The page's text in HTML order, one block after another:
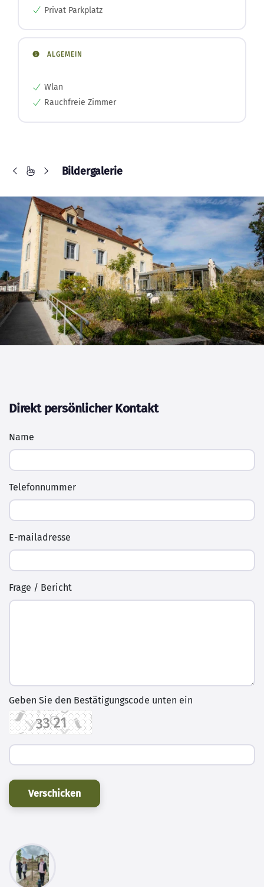
Privat Parkplatz
ALGEMEIN
Wlan
Rauchfreie Zimmer
Bildergalerie
Direkt persönlicher Kontakt
Name
Telefonnummer
E-mailadresse
Frage / Bericht
Geben Sie den Bestätigungscode unten ein
Verschicken